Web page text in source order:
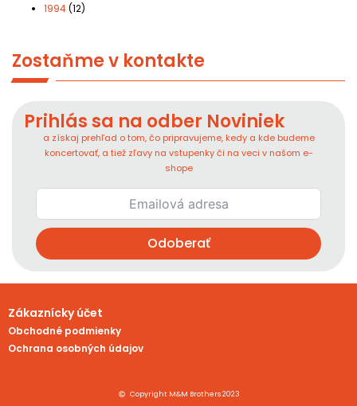
1994(12)
Zostaňme v kontakte
Prihlás sa na odber Noviniek
a získaj prehľad o tom, čo pripravujeme, kedy a kde budeme
koncertovať, a tiež zľavy na vstupenky či na veci v našom e-
shope
Odoberať
Zákaznícky účet
Obchodné podmienky
Ochrana osobných údajov
Copyright M&M Brothers 2023